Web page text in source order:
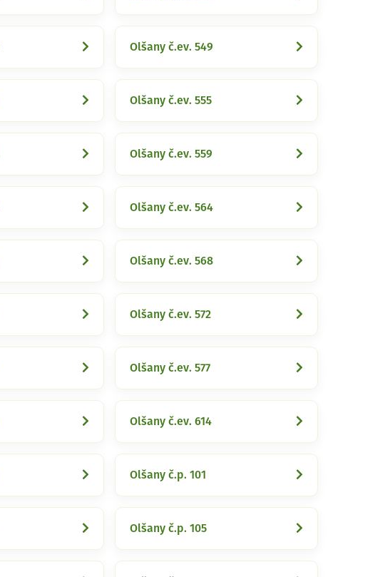
Olšany č.ev. 549
Olšany č.ev. 555
Olšany č.ev. 559
Olšany č.ev. 564
Olšany č.ev. 568
Olšany č.ev. 572
Olšany č.ev. 577
Olšany č.ev. 614
Olšany č.p. 101
Olšany č.p. 105